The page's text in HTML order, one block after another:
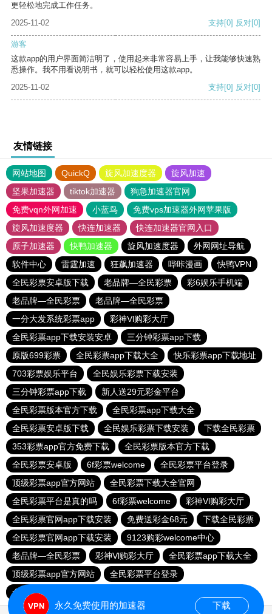
更轻松地完成工作任务。
2025-11-02
支持[0] 反对[0]
游客
这款app的用户界面简洁明了，使用起来非常容易上手，让我能够快速熟
悉操作。我不用看说明书，就可以轻松使用这款app。
2025-11-02
支持[0] 反对[0]
友情链接
网站地图 QuickQ 旋风加速度器
旋风加速
坚果加速器
tiktok加速器
狗急加速器官网
免费vqn外网加速
小蓝鸟
免费vps加速器外网苹果版
旋风加速度器
快连加速器
快连加速器官网入口
原子加速器
快鸭加速器 旋风加速度器
外网网址导航
软件中心
雷霆加速 狂飙加速器 哔咔漫画
快鸭VPN
全民彩票安卓版下载
老品牌—全民彩票
彩6娱乐手机端
老品牌—全民彩票
老品牌—全民彩票
一分大发系统彩票app
彩神Vl购彩大厅
全民彩票app下载安装安卓
三分钟彩票app下载
原版699彩票
全民彩票app下载大全
快乐彩票app下载地址
703彩票娱乐平台
全民娱乐彩票下载安装
三分钟彩票app下载
新人送29元彩金平台
全民彩票版本官方下载
全民彩票app下载大全
全民彩票安卓版下载
全民娱乐彩票下载安装
下载全民彩票
353彩票app官方免费下载
全民彩票版本官方下载
全民彩票安卓版
6f彩票welcome
全民彩票平台登录
顶级彩票app官方网站
全民彩票下载大全官网
全民彩票平台是真的吗
6f彩票welcome
彩神Vl购彩大厅
全民彩票官网app下载安装
免费送彩金68元
下载全民彩票
全民彩票官网app下载安装
9123购彩welcome中心
老品牌—全民彩票
彩神Vl购彩大厅
全民彩票app下载大全
顶级彩票app官方网站
全民彩票平台登录
全民彩票平台登录
永久免费使用的加速器 下载